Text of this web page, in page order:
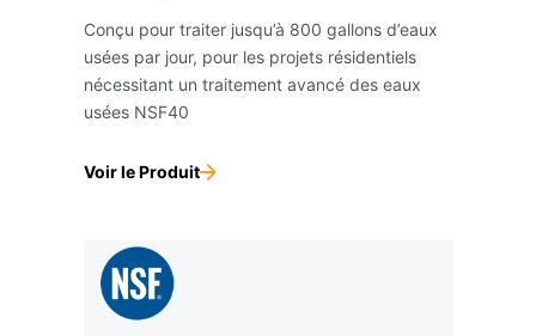
Conçu pour traiter jusqu’à 800 gallons d’eaux
usées par jour, pour les projets résidentiels
nécessitant un traitement avancé des eaux
usées NSF40
Voir le Produit